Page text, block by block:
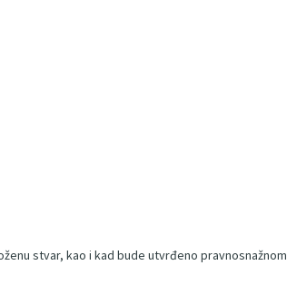
stvar, kao i kad bude utvrđeno pravnosnažnom